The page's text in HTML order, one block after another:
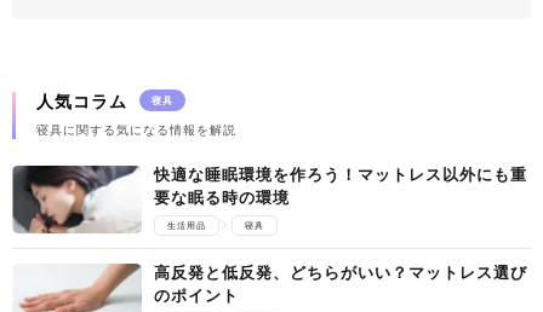
人気コラム 寝具
寝具に関する気になる情報を解説
快適な睡眠環境を作ろう！マットレス以外にも重
要な眠る時の環境
生活用品 寝具
高反発と低反発、どちらがいい？マットレス選び
のポイント